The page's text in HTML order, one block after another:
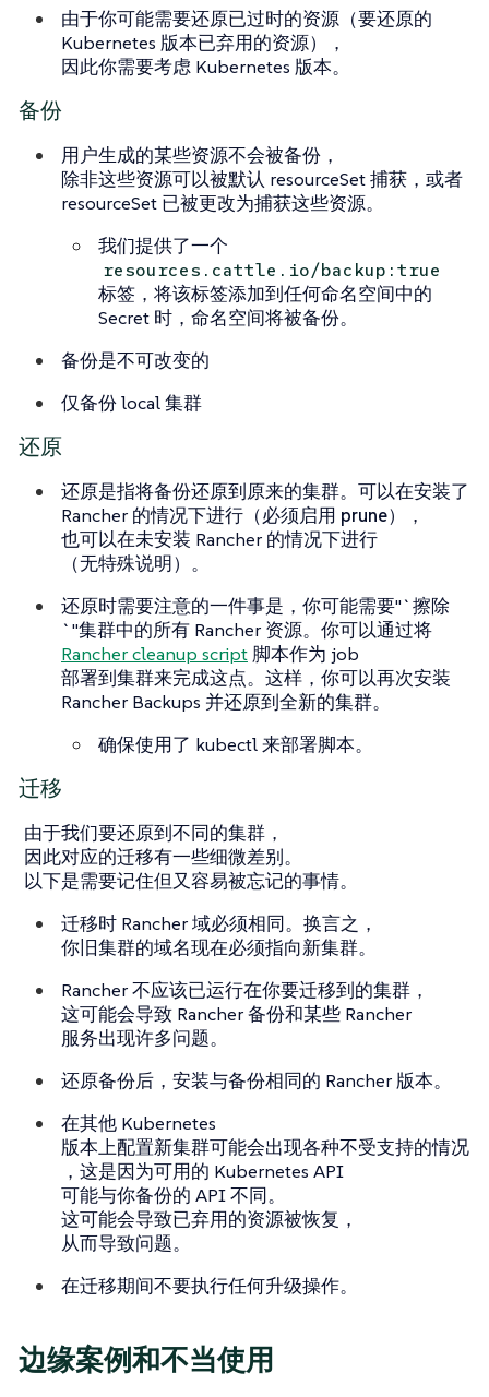
由于你可能需要还原已过时的资源（要还原的
Kubernetes 版本已弃用的资源），
因此你需要考虑 Kubernetes 版本。
备份
用户生成的某些资源不会被备份，
除非这些资源可以被默认 resourceSet 捕获，或者
resourceSet 已被更改为捕获这些资源。
我们提供了一个
resources.cattle.io/backup:true
标签，将该标签添加到任何命名空间中的
Secret 时，命名空间将被备份。
备份是不可改变的
仅备份 local 集群
还原
还原是指将备份还原到原来的集群。可以在安装了
Rancher 的情况下进行（必须启用 prune），
也可以在未安装 Rancher 的情况下进行
（无特殊说明）。
还原时需要注意的一件事是，你可能需要"`擦除
`"集群中的所有 Rancher 资源。你可以通过将
Rancher cleanup script 脚本作为 job
部署到集群来完成这点。这样，你可以再次安装
Rancher Backups 并还原到全新的集群。
确保使用了 kubectl 来部署脚本。
迁移
由于我们要还原到不同的集群，
因此对应的迁移有一些细微差别。
以下是需要记住但又容易被忘记的事情。
迁移时 Rancher 域必须相同。换言之，
你旧集群的域名现在必须指向新集群。
Rancher不应该已运行在你要迁移到的集群，
这可能会导致 Rancher 备份和某些 Rancher
服务出现许多问题。
还原备份后 ，安装与备份相同的 Rancher 版本。
在其他 Kubernetes
版本上配置新集群可能会出现各种不受支持的情况
，这是因为可用的 Kubernetes API
可能与你备份的 API 不同。
这可能会导致已弃用的资源被恢复，
从而导致问题。
在迁移期间不要执行任何升级操作。
边缘案例和不当使用